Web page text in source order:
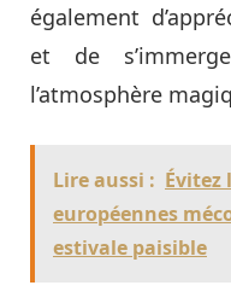
également
et de
l’atmosphère
Lire aussi : Évitez
européennes
estivale paisible